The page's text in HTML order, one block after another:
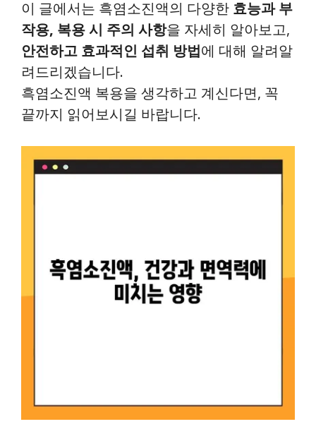
이 글에서는 흑염소진액의 다양한 효능과 부
작용, 복용 시 주의 사항을 자세히 알아보고,
안전하고 효과적인 섭취 방법에 대해 알려알
려드리겠습니다.
흑염소진액 복용을 생각하고 계신다면, 꼭
끝까지 읽어보시길 바랍니다.